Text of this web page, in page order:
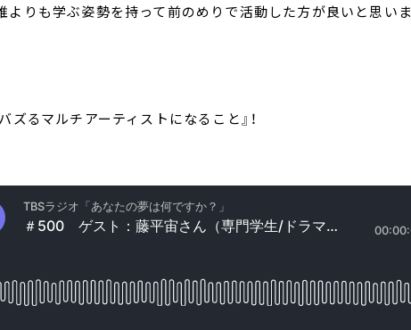
よりも学ぶ姿勢を持って前のめりで活動した方が良いと思いま
るマルチアーティストになること』！